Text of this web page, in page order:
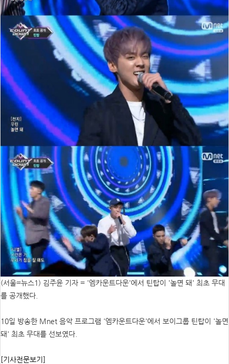
(서울=뉴스1) 김주윤 기자 = '엠카운트다운'에서 틴탑이 '놀면 돼' 최초 무대
를 공개했다.
10일 방송한 Mnet 음악 프로그램 '엠카운트다운'에서 보이그룹 틴탑이 '놀면
돼' 최초 무대를 선보였다.
[기사전문보기]